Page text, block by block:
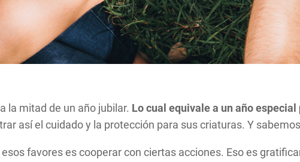
la mitad de un año jubilar. Lo cual equivale a un año
así el cuidado y la protección para sus criaturas. Y
favores es cooperar con ciertas acciones. Eso es